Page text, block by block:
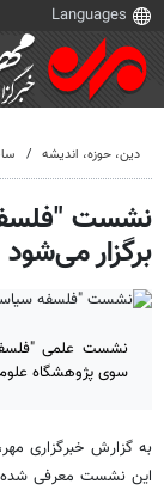
دين، حوزه، انديشه
نشست
برگزار می‌شود
سوی پژوهشگاه
به گزارش خبرگزاری
این نشست معرفی شده